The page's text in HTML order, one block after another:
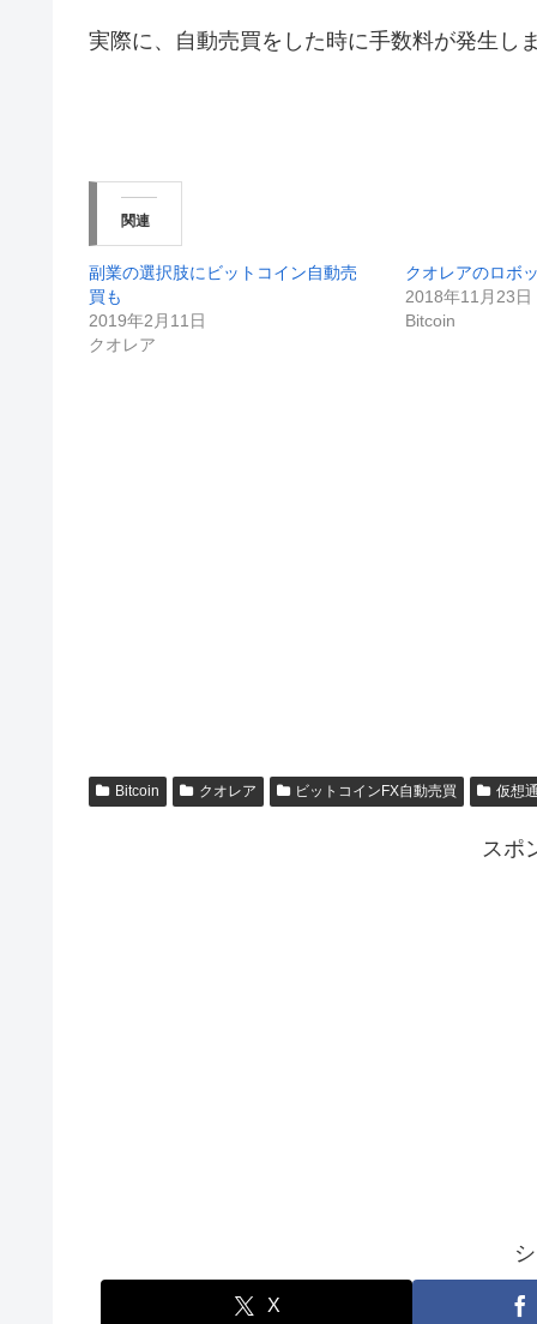
実際に、自動売買をした時に手数料が発生し
関連
副業の選択肢にビットコイン自動売
買も
2019年2月11日
クオレア
クオレアのロボ
2018年11月23日
Bitcoin
Bitcoin クオレア ビットコインFX自動売買 仮想
スポ
X